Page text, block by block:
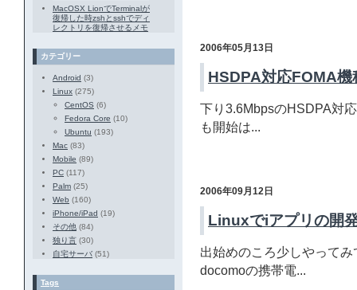
2006年05月13日
HSDPA対応FOMA機
下り3.6MbpsのHSDPA対
も開始は...
2006年09月12日
Linuxでiアプリの開
出始めのころ少しやって
docomoの携帯電...
MacOSX LionでTerminalが
復帰した時zshとsshでディ
レクトリを復帰させるメモ
カテゴリー
Android (3)
Linux (275)
CentOS (6)
Fedora Core (10)
Ubuntu (193)
Mac (83)
Mobile (89)
PC (117)
Palm (25)
Web (160)
iPhone/iPad (19)
その他 (84)
独り言 (30)
自宅サーバ (51)
Tags